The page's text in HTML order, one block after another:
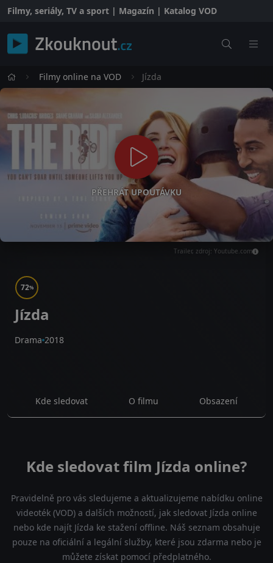
Filmy, seriály, TV a sport | Magazín | Katalog VOD
Filmy online na VOD Jízda
PŘEHRÁT UPOUTÁVKU
Trailer, zdroj: Youtube.com
72%
Jízda
Drama 2018
Kde sledovat O filmu Obsazení
Kde sledovat film Jízda online?
Pravidelně pro vás sledujeme a aktualizujeme nabídku online
videoték (VOD) a dalších možností, jak sledovat Jízda online
nebo kde najít Jízda ke stažení offline. Náš seznam obsahuje
pouze na oficiální a legální služby, které jsou zdarma nebo je
můžete získat pomocí předplatného.